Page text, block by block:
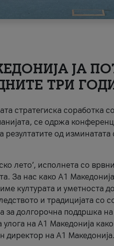
ЈА
ТРИ
стратегиска соработка
се одржа
од изминатата
лето’, исполнета со
За нас како A1
културата и уметноста
и традицијата со
за долгорочна поддршка
на A1 Македонија
директор на A1 Македонија.